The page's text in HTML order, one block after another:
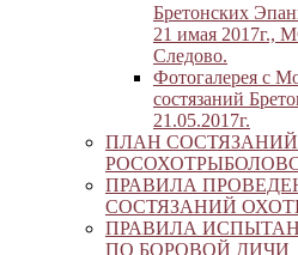
Бретонских
21 имая 2017г.,
Следово.
Фотогалерея с
состязаний
21.05.2017г.
ПЛАН СОСТЯЗАНИЙ
ПРАВИЛА
СОСТЯЗАНИЙ
ПРАВИЛА
ПО БОРОВОЙ ДИЧИ